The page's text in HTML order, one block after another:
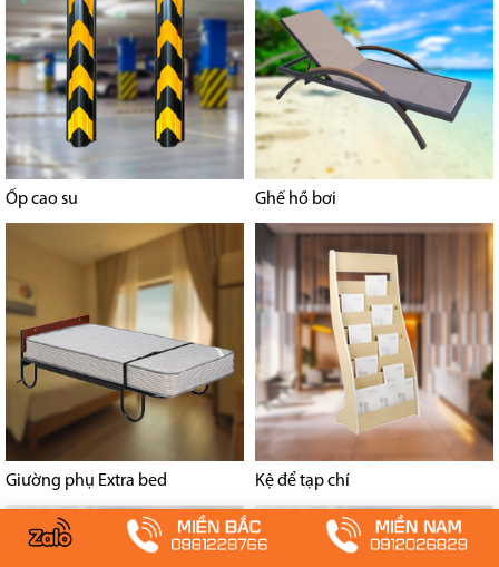
Ốp cao su Ghế hồ bơi
Giường phụ Extra bed Kệ để tạp chí